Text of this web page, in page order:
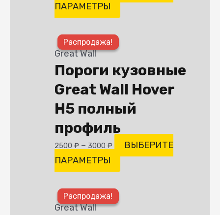
ПАРАМЕТРЫ
Распродажа!
Распродажа!
Great Wall
Пороги кузовные
Great Wall Hover
H5 полный
профиль
2500₽ – 3000₽
ВЫБЕРИТЕ
ПАРАМЕТРЫ
несколько
вариаций.
Опции
выбрать
на
Распродажа!
Распродажа!
Great Wall